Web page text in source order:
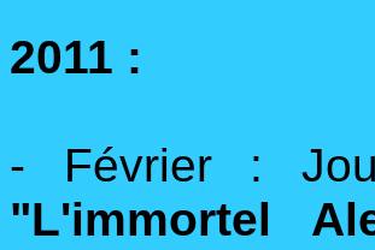
2011 :
- Février :
"L'immortel